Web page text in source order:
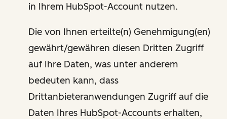
in Ihrem HubSpot-Account nutzen.
Die von Ihnen erteilte(n) Genehmigung(en)
gewährt/gewähren diesen Dritten Zugriff
auf Ihre Daten, was unter anderem
bedeuten kann, dass
Drittanbieteranwendungen Zugriff auf die
Daten Ihres HubSpot-Accounts erhalten,